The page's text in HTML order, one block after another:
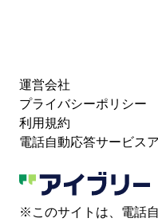
運営会社
プライバシーポリシー
利用規約
電話自動応答サービス
※このサイトは、電話